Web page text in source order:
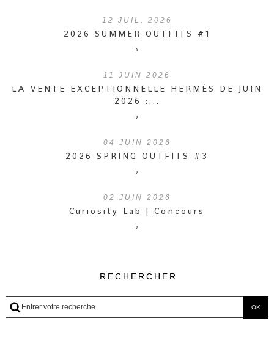
12 JUIL. 2026
2026 SUMMER OUTFITS #1
›
11 JUIN 2026
LA VENTE EXCEPTIONNELLE HERMÈS DE JUIN
2026 :...
›
04 JUIN 2026
2026 SPRING OUTFITS #3
›
02 JUIN 2026
Curiosity Lab | Concours
›
RECHERCHER